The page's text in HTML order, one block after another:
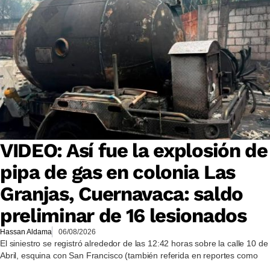
VIDEO: Así fue la explosión de
pipa de gas en colonia Las
Granjas, Cuernavaca: saldo
preliminar de 16 lesionados
Hassan Aldama 06/08/2026
El siniestro se registró alrededor de las 12:42 horas sobre la calle 10 de
Abril, esquina con San Francisco (también referida en reportes como